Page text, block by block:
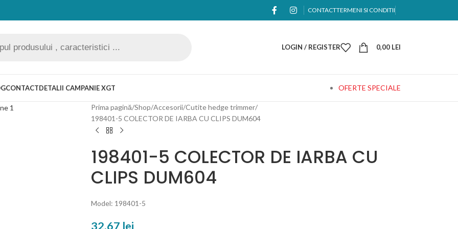
CONTACTTERMENI SI CONDITII
LOGIN / REGISTER 0,00 LEI
CONTACTDETALII CAMPANIE XGT OFERTE SPECIALE
Prima pagină Shop Accesorii Cutite hedge trimmer
198401-5 COLECTOR DE IARBA CU CLIPS DUM604
198401-5 COLECTOR DE IARBA CU
CLIPS DUM604
Model: 198401-5
32,67 lei